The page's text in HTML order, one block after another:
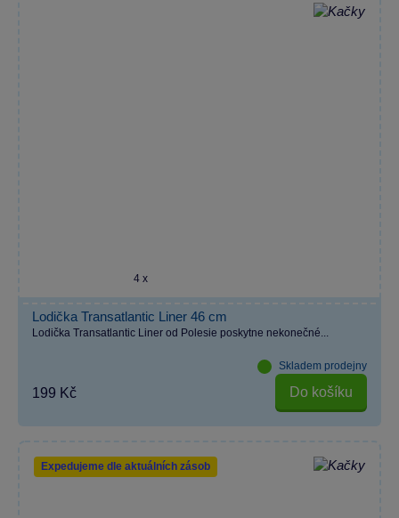
4 x
Lodička Transatlantic Liner 46 cm
Lodička Transatlantic Liner od Polesie poskytne nekonečné...
Skladem prodejny
199 Kč Do košíku
Expedujeme dle aktuálních zásob